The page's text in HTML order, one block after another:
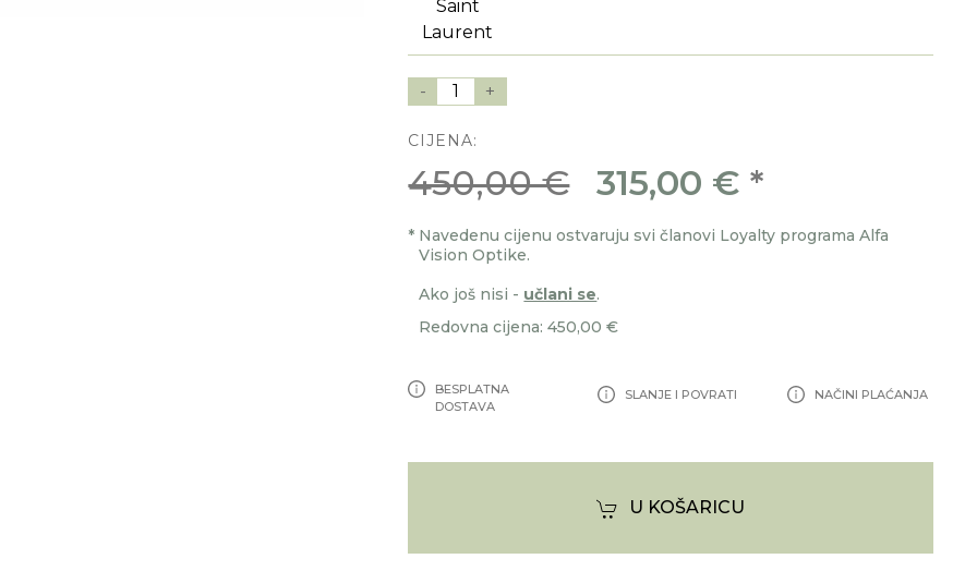
- 1 +
CIJENA:
450,00 € 315,00 € *
* Navedenu cijenu ostvaruju svi članovi Loyalty programa Alfa
Vision Optike.
Ako još nisi - učlani se.
Redovna cijena: 450,00 €
BESPLATNA
DOSTAVA
SLANJE I POVRATI NAČINI PLAĆANJA
U KOŠARICU